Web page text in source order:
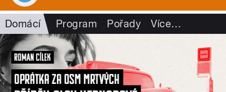
Domácí Program Pořady Více…